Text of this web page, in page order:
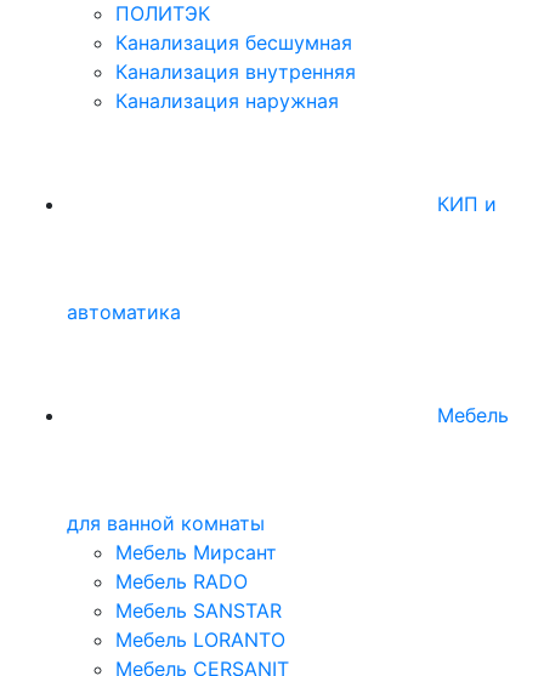
ПОЛИТЭК
Канализация бесшумная
Канализация внутренняя
Канализация наружная
КИП и
автоматика
Мебель
для ванной комнаты
Мебель Мирсант
Мебель RADO
Мебель SANSTAR
Мебель LORANTO
Мебель CERSANIT